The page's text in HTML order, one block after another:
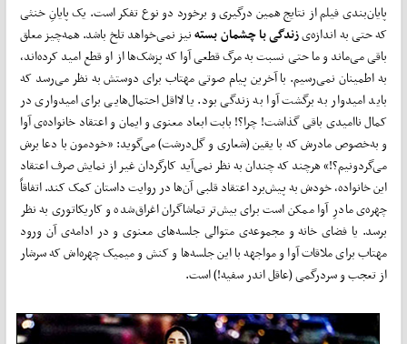
پایان‌بندی فیلم از نتایج همین درگیری و برخورد دو نوع تفکر است. یک پایانِ خنثی
که حتی به اندازه‌یزندگی با چشمان بستهنیز نمی‌خواهد تلخ باشد. همه‌چیز معلق
باقی می‌ماند و ما حتی نسبت به مرگ قطعی آوا که پزشک‌ها از او قطع امید کرده‌اند،
به اطمینان نمی‌رسیم. با آخرین پیام صوتی مهتاب برای دوستش به نظر می‌رسد که
باید امیدوار به برگشت آوا به زندگی بود. یا لااقل احتمال‌هایی برای امیدواری در
کمال ناامیدی باقی گذاشت! چرا؟! بابت ابعاد معنوی و ایمان و اعتقاد خانواده‌ی آوا
و به‌خصوص مادرش که با یقین (شعاری و گل‌درشت) می‌گوید: «خودمون با دعا برش
می‌گردونیم؟!» هرچند که چندان به نظر نمی‌آید کارگردان غیر از نمایش صرف اعتقاد
این خانواده، خودش به پیش‌برد اعتقاد قلبی آن‌ها در روایت داستان کمک کند. اتفاقاً
چهره‌ی مادرِ آوا ممکن است برای بیش‌تر تماشاگران اغراق‌شده و کاریکاتوری به نظر
برسد. یا فضای خانه و مجموعه‌ی متوالی جلسه‌های معنوی و در ادامه‌ی آن ورود
مهتاب برای ملاقات آوا و مواجهه با این جلسه‌ها و کنش و میمیک چهره‌اش که سرشار
از تعجب و سردرگمی (عاقل اندر سفیه!) است.